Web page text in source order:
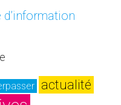
actualité